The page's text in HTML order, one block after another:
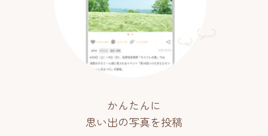
かんたんに
思い出の写真を投稿